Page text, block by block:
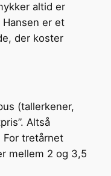
altid er
Hansen er et
der koster
(tallerkener,
Altså
For tretårnet
mellem 2 og 3,5